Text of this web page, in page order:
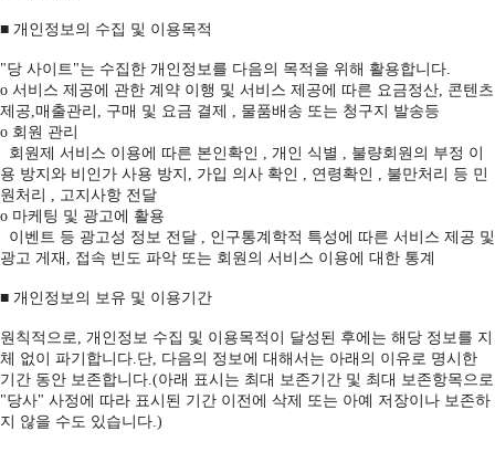
■ 개인정보의 수집 및 이용목적
"당 사이트"는 수집한 개인정보를 다음의 목적을 위해 활용합니다.
ο 서비스 제공에 관한 계약 이행 및 서비스 제공에 따른 요금정산, 콘텐츠
제공,매출관리, 구매 및 요금 결제 , 물품배송 또는 청구지 발송등
ο 회원 관리
회원제 서비스 이용에 따른 본인확인 , 개인 식별 , 불량회원의 부정 이
용 방지와 비인가 사용 방지, 가입 의사 확인 , 연령확인 , 불만처리 등 민
원처리 , 고지사항 전달
ο 마케팅 및 광고에 활용
이벤트 등 광고성 정보 전달 , 인구통계학적 특성에 따른 서비스 제공 및
광고 게재, 접속 빈도 파악 또는 회원의 서비스 이용에 대한 통계
■ 개인정보의 보유 및 이용기간
원칙적으로, 개인정보 수집 및 이용목적이 달성된 후에는 해당 정보를 지
체 없이 파기합니다.단, 다음의 정보에 대해서는 아래의 이유로 명시한
기간 동안 보존합니다.(아래 표시는 최대 보존기간 및 최대 보존항목으로
"당사" 사정에 따라 표시된 기간 이전에 삭제 또는 아예 저장이나 보존하
지 않을 수도 있습니다.)